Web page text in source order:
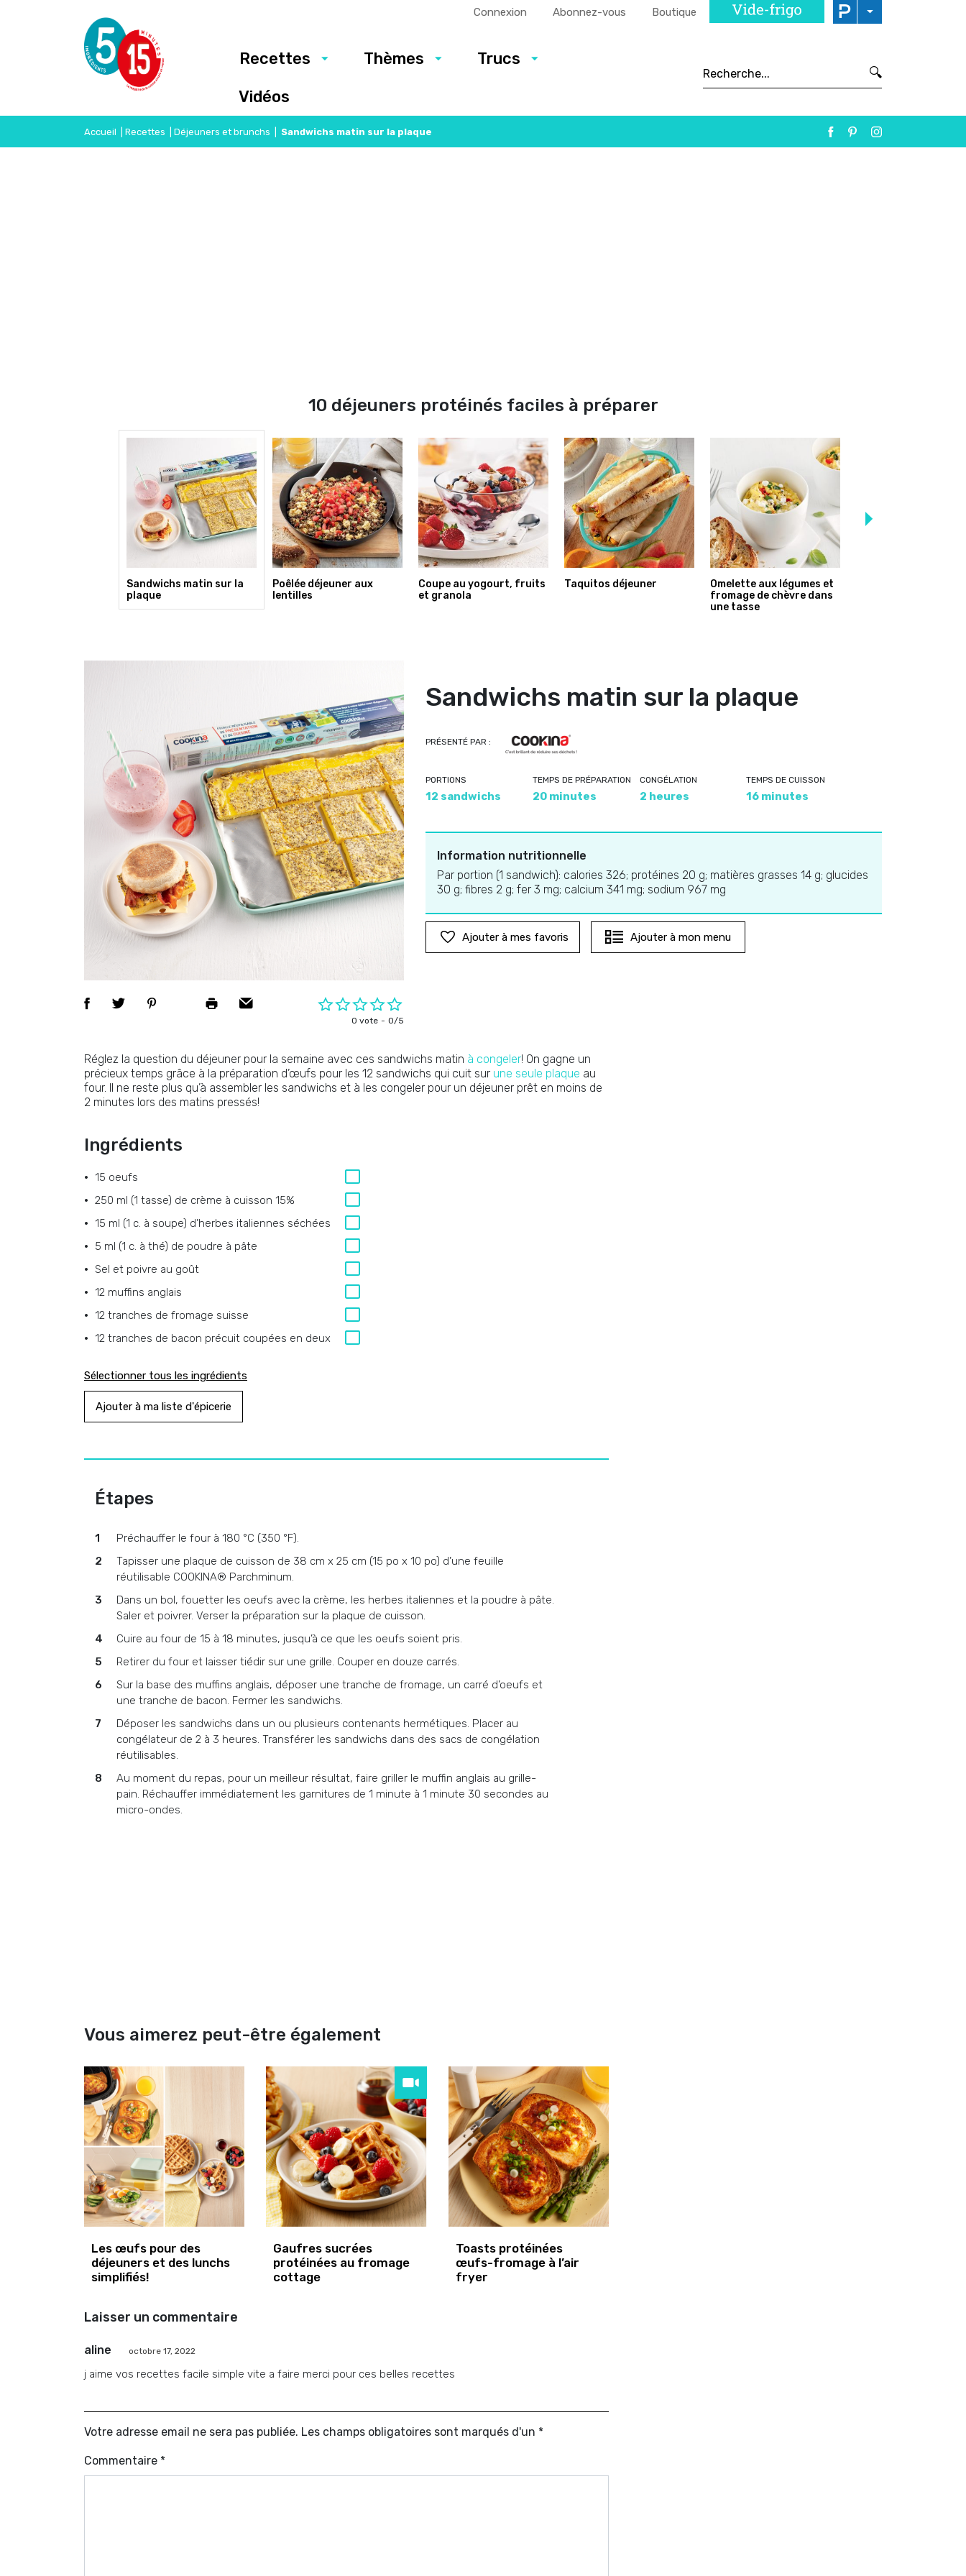
Connexion Abonnez-vous Boutique
Recettes Thèmes
Trucs
Vidéos
🔍
Accueil Recettes Déjeuners et brunchs Sandwichs matin sur la plaque
10 déjeuners protéinés faciles à préparer
Sandwichs matin sur la
plaque
Poêlée déjeuner aux
lentilles
Coupe au yogourt, fruits
et granola
Taquitos déjeuner
Omelette aux légumes et
fromage de chèvre dans
une tasse
0 vote 0/5
Sandwichs matin sur la plaque
PRÉSENTÉ PAR :
PORTIONS
12 sandwichs
TEMPS DE PRÉPARATION
20 minutes
CONGÉLATION
2 heures
TEMPS DE CUISSON
16 minutes
Information nutritionnelle
Par portion (1 sandwich): calories 326; protéines 20 g; matières grasses 14 g; glucides
30 g; fibres 2 g; fer 3 mg; calcium 341 mg; sodium 967 mg
Ajouter à mes favoris Ajouter à mon menu
Réglez la question du déjeuner pour la semaine avec ces sandwichs matin à congeler! On gagne un
précieux temps grâce à la préparation d’œufs pour les 12 sandwichs qui cuit sur une seule plaque au
four. Il ne reste plus qu’à assembler les sandwichs et à les congeler pour un déjeuner prêt en moins de
2 minutes lors des matins pressés!
Ingrédients
15 oeufs
250 ml (1 tasse) de crème à cuisson 15%
15 ml (1 c. à soupe) d’herbes italiennes séchées
5 ml (1 c. à thé) de poudre à pâte
Sel et poivre au goût
12 muffins anglais
12 tranches de fromage suisse
12 tranches de bacon précuit coupées en deux
Sélectionner tous les ingrédients
Ajouter à ma liste d'épicerie
Étapes
Préchauffer le four à 180 °C (350 °F).
Tapisser une plaque de cuisson de 38 cm x 25 cm (15 po x 10 po) d’une feuille
réutilisable COOKINA® Parchminum.
Dans un bol, fouetter les oeufs avec la crème, les herbes italiennes et la poudre à pâte.
Saler et poivrer. Verser la préparation sur la plaque de cuisson.
Cuire au four de 15 à 18 minutes, jusqu’à ce que les oeufs soient pris.
Retirer du four et laisser tiédir sur une grille. Couper en douze carrés.
Sur la base des muffins anglais, déposer une tranche de fromage, un carré d’oeufs et
une tranche de bacon. Fermer les sandwichs.
Déposer les sandwichs dans un ou plusieurs contenants hermétiques. Placer au
congélateur de 2 à 3 heures. Transférer les sandwichs dans des sacs de congélation
réutilisables.
Au moment du repas, pour un meilleur résultat, faire griller le muffin anglais au grille-
pain. Réchauffer immédiatement les garnitures de 1 minute à 1 minute 30 secondes au
micro-ondes.
Vous aimerez peut-être également
Les œufs pour des
déjeuners et des lunchs
simplifiés!
Gaufres sucrées
protéinées au fromage
cottage
Toasts protéinées
œufs-fromage à l’air
fryer
Laisser un commentaire
aline octobre 17, 2022
j aime vos recettes facile simple vite a faire merci pour ces belles recettes
Votre adresse email ne sera pas publiée. Les champs obligatoires sont marqués d'un *
Commentaire *